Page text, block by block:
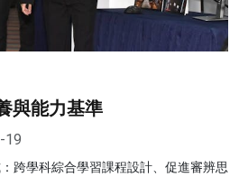
與能力基準
19
跨學科綜合學習課程設計、促進審辨思